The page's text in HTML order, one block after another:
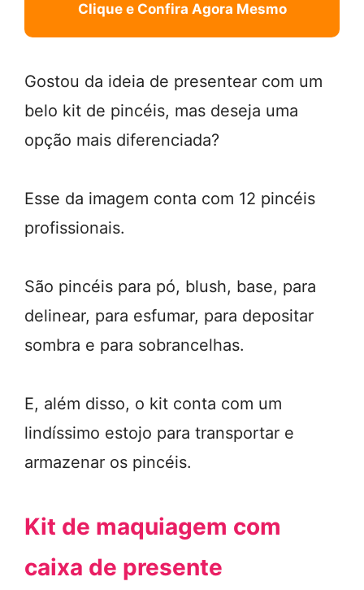
Clique e Confira Agora Mesmo
Gostou da ideia de presentear com um
belo kit de pincéis, mas deseja uma
opção mais diferenciada?
Esse da imagem conta com 12 pincéis
profissionais.
São pincéis para pó, blush, base, para
delinear, para esfumar, para depositar
sombra e para sobrancelhas.
E, além disso, o kit conta com um
lindíssimo estojo para transportar e
armazenar os pincéis.
Kit de maquiagem com
caixa de presente